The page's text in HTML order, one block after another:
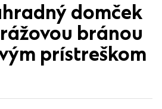
domček
bránou
prístreškom